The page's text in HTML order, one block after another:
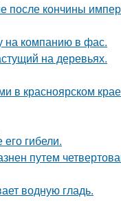
кончины
на компанию в фас.
на деревьях.
в красноярском
гибели.
путем
водную гладь.